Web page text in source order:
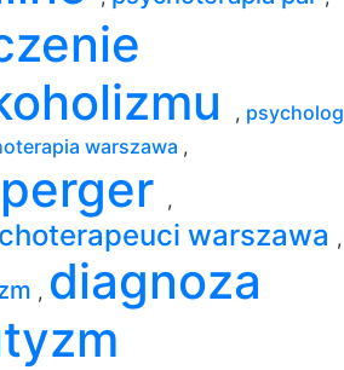
, psycholog
warszawa ,
,
warszawa ,
, diagnoza